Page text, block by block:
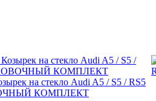
на стекло Audi A5 / S5 / RS5
КОМПЛЕКТ